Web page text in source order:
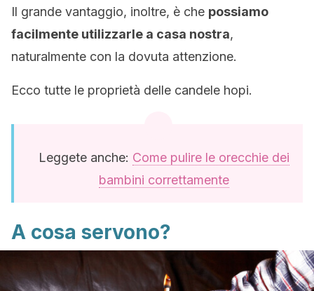
Il grande vantaggio, inoltre, è che possiamo
facilmente utilizzarle a casa nostra,
naturalmente con la dovuta attenzione.
Ecco tutte le proprietà delle candele hopi.
Leggete anche: Come pulire le orecchie dei
bambini correttamente
A cosa servono?